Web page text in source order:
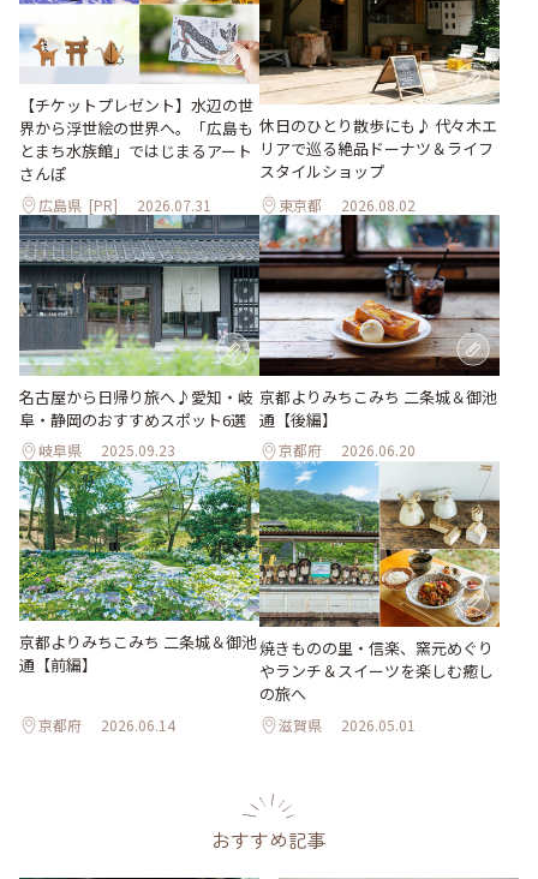
【チケットプレゼント】水辺の世
界から浮世絵の世界へ。「広島も
とまち水族館」ではじまるアート
さんぽ
広島県 [PR] 2026.07.31
休日のひとり散歩にも♪ 代々木エ
リアで巡る絶品ドーナツ＆ライフ
スタイルショップ
東京都 2026.08.02
名古屋から日帰り旅へ♪愛知・岐
阜・静岡のおすすめスポット6選
岐阜県 2025.09.23
京都よりみちこみち 二条城＆御池
通【後編】
京都府 2026.06.20
京都よりみちこみち 二条城＆御池
通【前編】
京都府 2026.06.14
焼きものの里・信楽、窯元めぐり
やランチ＆スイーツを楽しむ癒し
の旅へ
滋賀県 2026.05.01
おすすめ記事